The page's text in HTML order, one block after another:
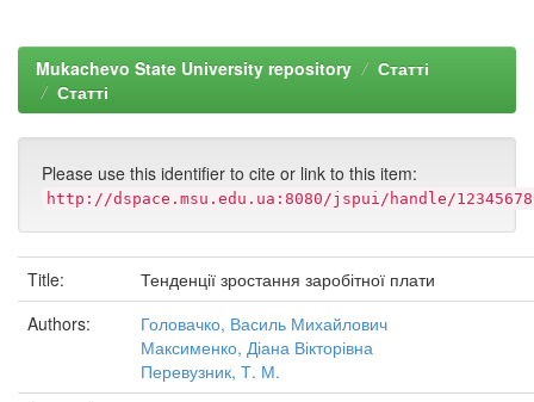
Mukachevo State University repository
Статті
Статті
Please use this identifier to cite or link to this item:
http://dspace.msu.edu.ua:8080/jspui/handle/
Title:
Тенденції зростання заробітної плати
Authors:
Головачко, Василь Михайлович
Максименко, Діана Вікторівна
Перевузник, Т. М.